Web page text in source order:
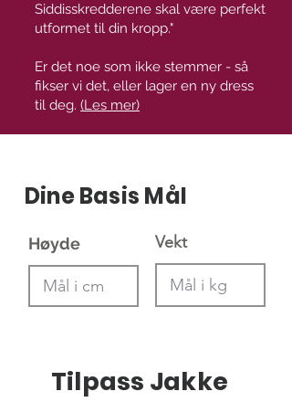
Siddisskredderene skal være perfekt
utformet til din kropp."
Er det noe som ikke stemmer - så
fikser vi det, eller lager en ny dress
til deg. (Les mer)
Dine Basis Mål
Høyde Vekt
Tilpass Jakke